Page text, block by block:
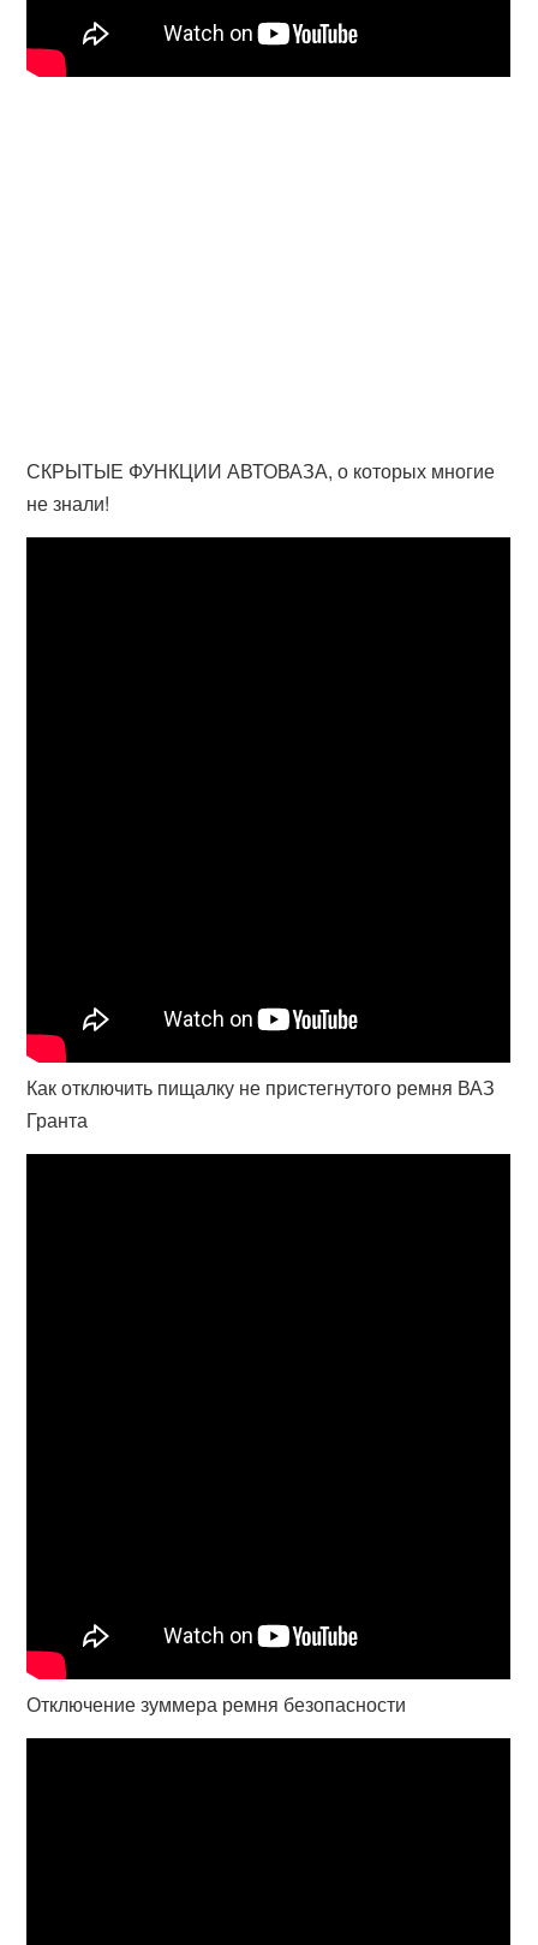
СКРЫТЫЕ ФУНКЦИИ АВТОВАЗА, о которых многие
не знали!
Как отключить пищалку не пристегнутого ремня ВАЗ
Гранта
Отключение зуммера ремня безопасности